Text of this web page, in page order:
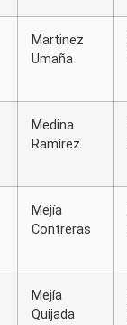
Martinez
Umaña
Medina
Ramírez
Mejía
Contreras
Mejía
Quijada